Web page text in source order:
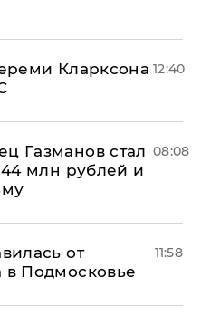
Кларксона 12:40
Газманов стал
44 млн рублей и
08:08
от
в Подмосковье
11:58